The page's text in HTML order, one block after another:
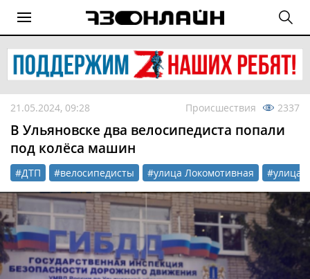
21.05.2024, 09:28 Происшествия 2337
В Ульяновске два велосипедиста попали
под колёса машин
#ДТП #велосипедисты #улица Локомотивная #улица